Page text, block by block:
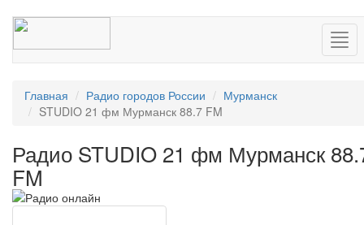
Главная Радио городов России
Мурманск
STUDIO 21 фм Мурманск 88.7 FM
Радио STUDIO 21 фм Мурманск
FM